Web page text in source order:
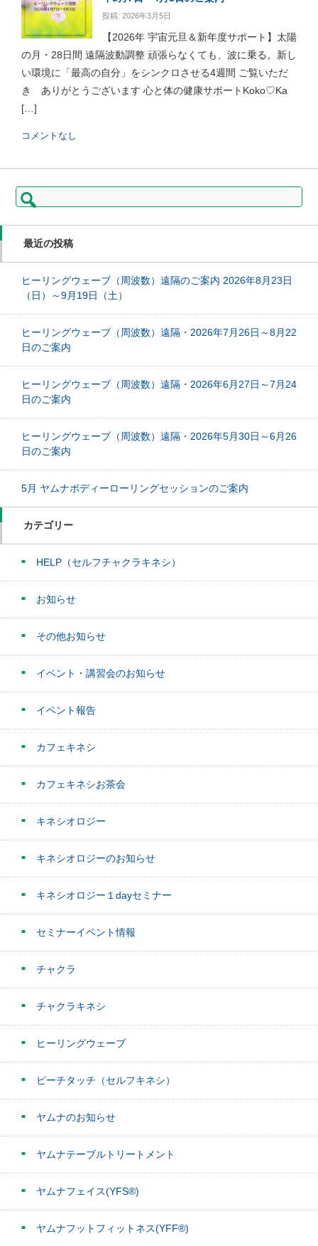
投稿: 2026年3月5日
【2026年 宇宙元旦＆新年度サポート】太陽
の月・28日間 遠隔波動調整 頑張らなくても、波に乗る。新し
い環境に「最高の自分」をシンクロさせる4週間 ご覧いただ
き ありがとうございます 心と体の健康サポートKoko♡Ka
[…]
コメントなし
検
索:
最近の投稿
ヒーリングウェーブ（周波数）遠隔のご案内 2026年8月23日
（日）～9月19日（土）
ヒーリングウェーブ（周波数）遠隔・2026年7月26日～8月22
日のご案内
ヒーリングウェーブ（周波数）遠隔・2026年6月27日～7月24
日のご案内
ヒーリングウェーブ（周波数）遠隔・2026年5月30日～6月26
日のご案内
5月 ヤムナボディーローリングセッションのご案内
カテゴリー
HELP（セルフチャクラキネシ）
お知らせ
その他お知らせ
イベント・講習会のお知らせ
イベント報告
カフェキネシ
カフェキネシお茶会
キネシオロジー
キネシオロジーのお知らせ
キネシオロジー１dayセミナー
セミナーイベント情報
チャクラ
チャクラキネシ
ヒーリングウェーブ
ピーチタッチ（セルフキネシ）
ヤムナのお知らせ
ヤムナテーブルトリートメント
ヤムナフェイス(YFS®)
ヤムナフットフィットネス(YFF®)